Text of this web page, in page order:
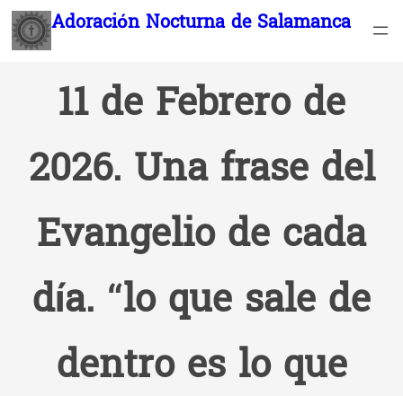
Saltar Adoración Nocturna de Salamanca
11 de Febrero de
2026. Una frase del
Evangelio de cada
día. “lo que sale de
dentro es lo que